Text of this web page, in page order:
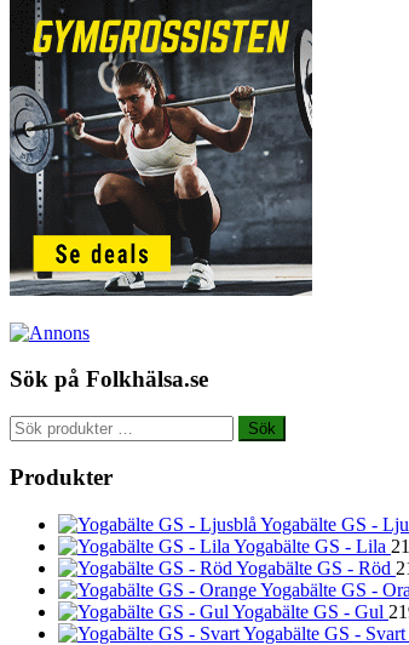
Sök på Folkhälsa.se
Sök
efter:
Sök
Produkter
Yogabälte GS -
Yogabälte GS - Lila
Yogabälte GS - Röd
Yogabälte GS -
Yogabälte GS - Gul
Yogabälte GS - Svart